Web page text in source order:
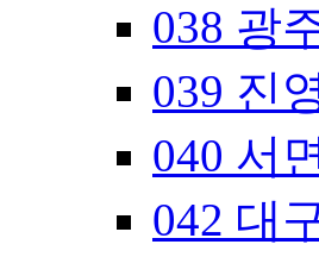
038 광
039 진
040 서
042 대